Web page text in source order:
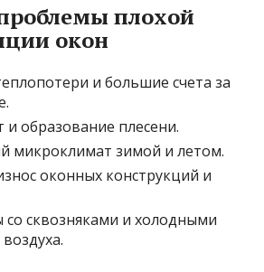
плохой
окон
и большие счета за
и образование плесени.
микроклимат зимой и летом.
оконных конструкций и
сквозняками и холодными